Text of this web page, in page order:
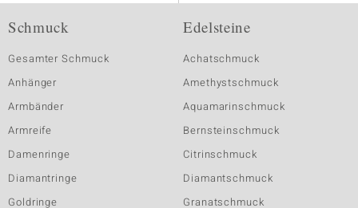
Schmuck
Gesamter Schmuck
Anhänger
Armbänder
Armreife
Damenringe
Diamantringe
Goldringe
Edelsteine
Achatschmuck
Amethystschmuck
Aquamarinschmuck
Bernsteinschmuck
Citrinschmuck
Diamantschmuck
Granatschmuck